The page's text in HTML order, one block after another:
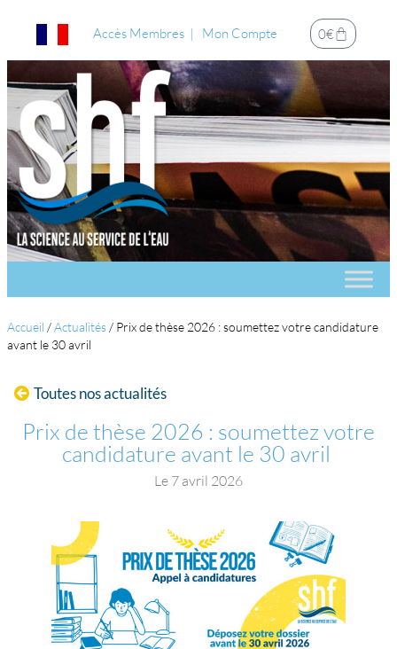
Accès Membres Mon Compte 0€
Accueil /Actualités / Prix de thèse 2026 : soumettez votre candidature
avant le 30 avril
Prix de thèse 2026 : soumettez votre
candidature avant le 30 avril
Le 7 avril 2026
Toutes nos actualités